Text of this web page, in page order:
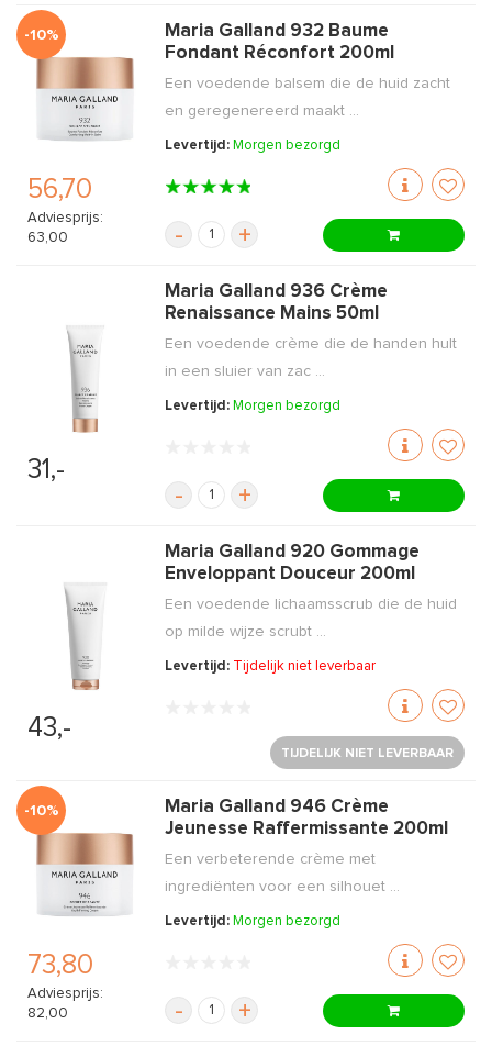
-10%
56,70
Adviesprijs:
63,00
Maria Galland 932 Baume
Fondant Réconfort 200ml
Een voedende balsem die de huid zacht
en geregenereerd maakt ...
Levertijd: Morgen bezorgd
- +
31,-
Maria Galland 936 Crème
Renaissance Mains 50ml
Een voedende crème die de handen hult
in een sluier van zac ...
Levertijd: Morgen bezorgd
- +
43,-
Maria Galland 920 Gommage
Enveloppant Douceur 200ml
Een voedende lichaamsscrub die de huid
op milde wijze scrubt ...
Levertijd: Tijdelijk niet leverbaar
TIJDELIJK NIET LEVERBAAR
-10%
73,80
Adviesprijs:
82,00
Maria Galland 946 Crème
Jeunesse Raffermissante 200ml
Een verbeterende crème met
ingrediënten voor een silhouet ...
Levertijd: Morgen bezorgd
- +